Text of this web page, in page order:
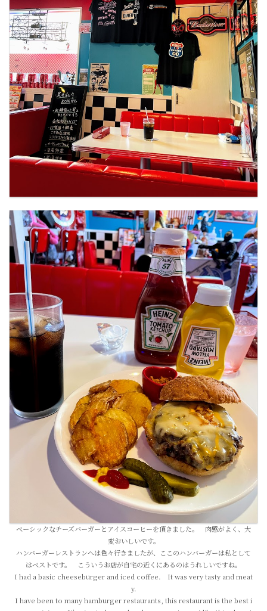
ベーシックなチーズバーガーとアイスコーヒーを頂きました。 肉感がよく、大
変おいしいです。
ハンバーガーレストランへは色々行きましたが、ここのハンバーガーは私として
はベストです。 こういうお店が自宅の近くにあるのはうれしいですね。
I had a basic cheeseburger and iced coffee. It was very tasty and meat
y.
I have been to many hamburger restaurants, this restaurant is the best i